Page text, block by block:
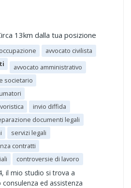
13km dalla tua posizione
avvocato civilista
avvocato amministrativo
societario
invio diffida
documenti legali
servizi legali
contratti
controversie di lavoro
il mio studio si trova a
ed assistenza